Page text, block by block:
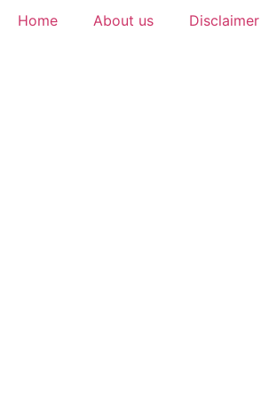
Home About us Disclaimer